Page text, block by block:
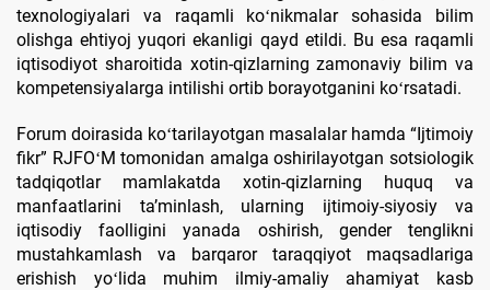
texnologiyalari va raqamli koʻnikmalar sohasida bilim
olishga ehtiyoj yuqori ekanligi qayd etildi. Bu esa raqamli
iqtisodiyot sharoitida xotin-qizlarning zamonaviy bilim va
kompetensiyalarga intilishi ortib borayotganini koʻrsatadi.
Forum doirasida koʻtarilayotgan masalalar hamda “Ijtimoiy
fikr” RJFOʻM tomonidan amalga oshirilayotgan sotsiologik
tadqiqotlar mamlakatda xotin-qizlarning huquq va
manfaatlarini taʼminlash, ularning ijtimoiy-siyosiy va
iqtisodiy faolligini yanada oshirish, gender tenglikni
mustahkamlash va barqaror taraqqiyot maqsadlariga
erishish yoʻlida muhim ilmiy-amaliy ahamiyat kasb